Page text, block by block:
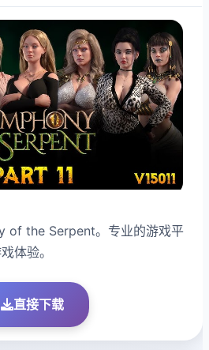
of the Serpent。专业的游戏平
体验。
直接下载